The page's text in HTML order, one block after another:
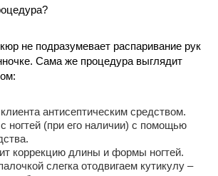
не подразумевает распаривание рук
Сама же процедура выглядит
антисептическим средством.
ногтей (при его наличии) с помощью
коррекцию длины и формы ногтей.
слегка отодвигаем кутикулу –